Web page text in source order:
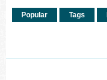
Popular Tags